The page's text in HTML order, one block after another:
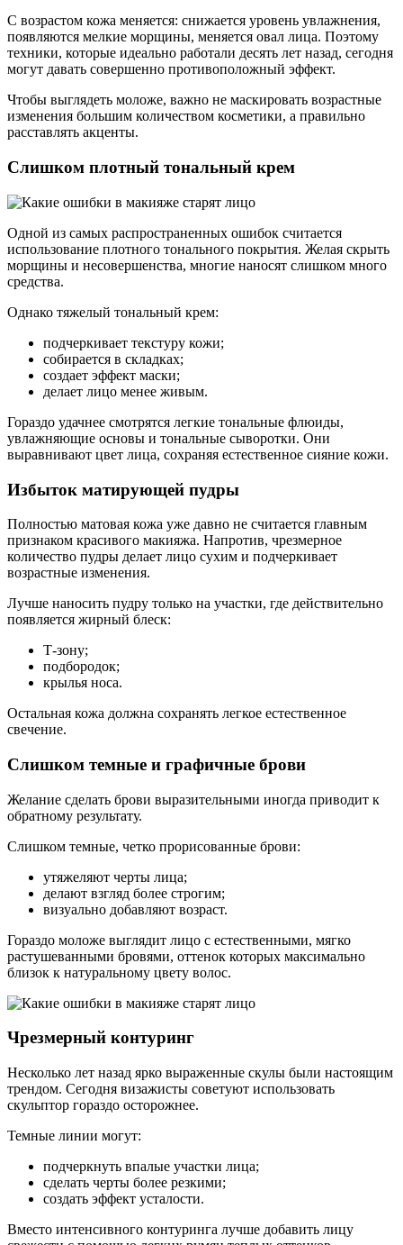
С возрастом кожа меняется: снижается уровень увлажнения,
появляются мелкие морщины, меняется овал лица. Поэтому
техники, которые идеально работали десять лет назад, сегодня
могут давать совершенно противоположный эффект.
Чтобы выглядеть моложе, важно не маскировать возрастные
изменения большим количеством косметики, а правильно
расставлять акценты.
Слишком плотный тональный крем
Одной из самых распространенных ошибок считается
использование плотного тонального покрытия. Желая скрыть
морщины и несовершенства, многие наносят слишком много
средства.
Однако тяжелый тональный крем:
подчеркивает текстуру кожи;
собирается в складках;
создает эффект маски;
делает лицо менее живым.
Гораздо удачнее смотрятся легкие тональные флюиды,
увлажняющие основы и тональные сыворотки. Они
выравнивают цвет лица, сохраняя естественное сияние кожи.
Избыток матирующей пудры
Полностью матовая кожа уже давно не считается главным
признаком красивого макияжа. Напротив, чрезмерное
количество пудры делает лицо сухим и подчеркивает
возрастные изменения.
Лучше наносить пудру только на участки, где действительно
появляется жирный блеск:
Т-зону;
подбородок;
крылья носа.
Остальная кожа должна сохранять легкое естественное
свечение.
Слишком темные и графичные брови
Желание сделать брови выразительными иногда приводит к
обратному результату.
Слишком темные, четко прорисованные брови:
утяжеляют черты лица;
делают взгляд более строгим;
визуально добавляют возраст.
Гораздо моложе выглядит лицо с естественными, мягко
растушеванными бровями, оттенок которых максимально
близок к натуральному цвету волос.
Чрезмерный контуринг
Несколько лет назад ярко выраженные скулы были настоящим
трендом. Сегодня визажисты советуют использовать
скульптор гораздо осторожнее.
Темные линии могут:
подчеркнуть впалые участки лица;
сделать черты более резкими;
создать эффект усталости.
Вместо интенсивного контуринга лучше добавить лицу